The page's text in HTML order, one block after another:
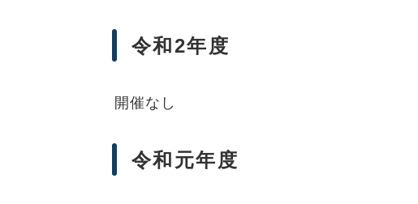
令和2年度
開催なし
令和元年度